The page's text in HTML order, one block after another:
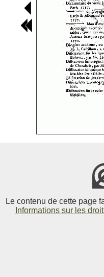
Le contenu de cette page
Informations sur les